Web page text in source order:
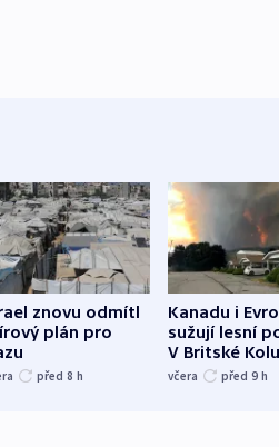
znovu odmítl
plán pro
před 8 h
Kanadu i
sužují lesní
V Britské
evakuovali
včera před 9 h